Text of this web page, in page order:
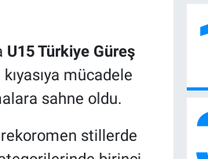
U15 Türkiye Güreş
mücadele
sahne oldu.
stillerde